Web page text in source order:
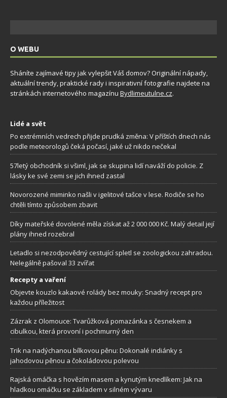
O WEBU
Sháníte zajímavé tipy jak vylepšit Váš domov? Originální nápady,
aktuální trendy, praktické rady i inspirativní fotografie najdete na
stránkách internetového magazínu Bydlimeutulne.cz.
Lidé a svět
Po extrémních vedrech přijde prudká změna: V příštích dnech nás
podle meteorologů čeká počasí, jaké už nikdo nečekal
57letý obchodník si všiml, jak se skupina lidí naváží do policie. Z
lásky ke své zemi se jich ihned zastal
Novorozené miminko našli v igelitové tašce v lese. Rodiče se ho
chtěli tímto způsobem zbavit
Díky mateřské dovolené měla získat až 2 000 000 Kč. Malý detail její
plány ihned rozebral
Letadlo si nezodpovědný cestující spletl se zoologickou zahradou.
Nelegálně pašoval 33 zvířat
Recepty a vaření
Objevte kouzlo kakaové rolády bez mouky: Snadný recept pro
každou příležitost
Zázrak z Olomouce: Tvarůžková pomazánka s česnekem a
cibulkou, která provoní i pochmurný den
Trik na nadýchanou bílkovou pěnu: Dokonalé indiánky s
jahodovou pěnou a čokoládovou polevou
Rajská omáčka s hovězím masem a kynutým knedlíkem: Jak na
hladkou omáčku se základem v silném vývaru